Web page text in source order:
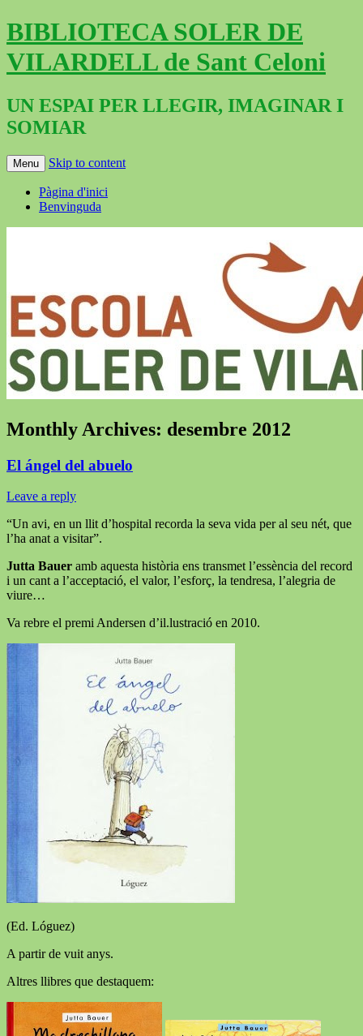
BIBLIOTECA SOLER DE
VILARDELL de Sant Celoni
UN ESPAI PER LLEGIR, IMAGINAR I
SOMIAR
Menu Skip to content
Pàgina d'inici
Benvinguda
Monthly Archives: desembre 2012
El ángel del abuelo
Leave a reply
“Un avi, en un llit d’hospital recorda la seva vida per al seu nét, que
l’ha anat a visitar”.
Jutta Bauer amb aquesta història ens transmet l’essència del record
i un cant a l’acceptació, el valor, l’esforç, la tendresa, l’alegria de
viure…
Va rebre el premi Andersen d’il.lustració en 2010.
(Ed. Lóguez)
A partir de vuit anys.
Altres llibres que destaquem: